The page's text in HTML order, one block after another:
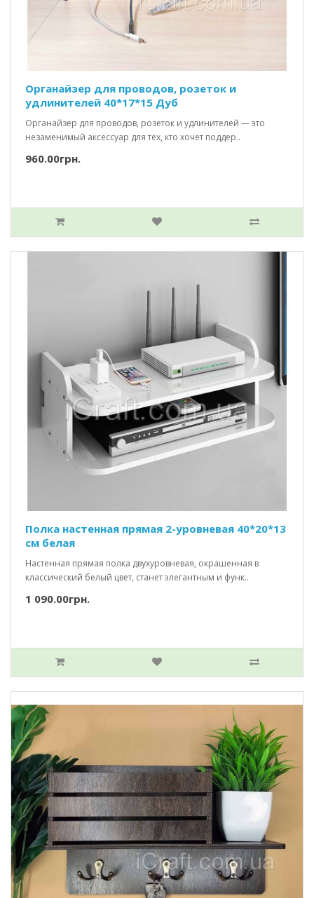
Органайзер для проводов, розеток и
удлинителей 40*17*15 Дуб
Органайзер для проводов, розеток и удлинителей — это
незаменимый аксессуар для тех, кто хочет поддер..
960.00грн.
Полка настенная прямая 2-уровневая 40*20*13
см белая
Настенная прямая полка двухуровневая, окрашенная в
классический белый цвет, станет элегантным и функ..
1 090.00грн.